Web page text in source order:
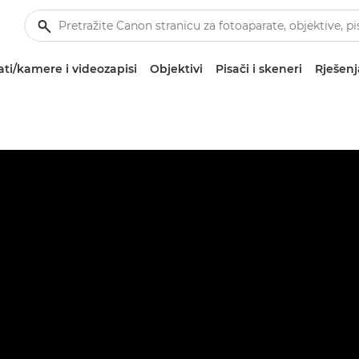
kamere i videozapisi Objektivi Pisači i skeneri